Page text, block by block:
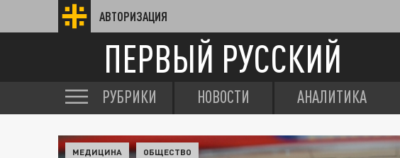
АВТОРИЗАЦИЯ
ПЕРВЫЙ РУССКИЙ
РУБРИКИ НОВОСТИ АНАЛИТИКА
МЕДИЦИНА ОБЩЕСТВО